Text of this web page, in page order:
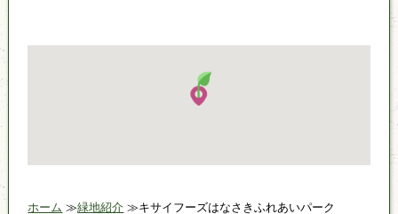
ホーム 緑地紹介 キサイフーズはなさきふれあいパーク